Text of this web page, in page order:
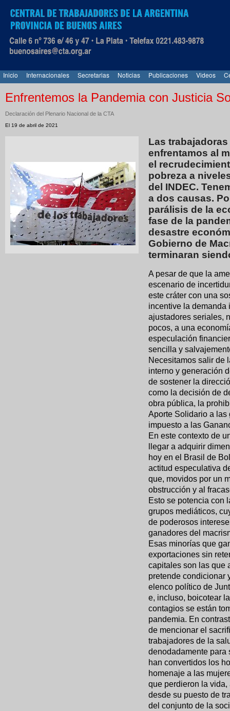
Inicio Internacionales Secretarias Noticias Publicaciones Videos
Enfrentemos la Pandemia con Justicia
Declaración del Plenario Nacional de la CTA
El 19 de abril de 2021
Las
enfrentamos al
el
pobreza a
del INDEC.
a dos causas.
parálisis de la
fase de la
desastre
Gobierno de
terminaran
A pesar de que la
escenario de
este cráter con una
incentive la demanda
ajustadores seriales,
pocos, a una
especulación
sencilla y
Necesitamos salir de
interno y generación
de sostener la
como la decisión de
obra pública, la
Aporte Solidario a las
impuesto a las
En este contexto de
llegar a adquirir
hoy en el Brasil de
actitud especulativa
que, movidos por un
obstrucción y al
Esto se potencia con
grupos mediáticos,
de poderosos
ganadores del
Esas minorías que
exportaciones sin
capitales son las que
pretende condicionar
elenco político de
e, incluso, boicotear
contagios se están
pandemia. En
de mencionar el
trabajadores de la
denodadamente para
han convertidos los
homenaje a las
que perdieron la
desde su puesto de
del conjunto de la